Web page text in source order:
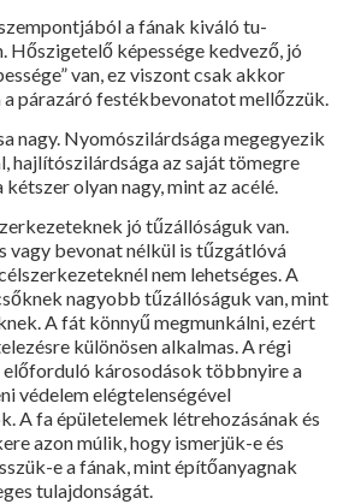
a fának kiváló tu­
Hőszigetelő képessége kedve­ző, jó
van, ez viszont csak akkor
a párazáró festék­bevonatot mellőzzük.
nagy. Nyomószilárdsága meg­egyezik
hajlítószilárdsága az saját tömegre
olyan nagy, mint az acélé.
jó tűzállóságuk van.
vagy bevonat nélkül is tűzgátlóvá
nem lehetséges. A
nagyobb tűzállóságuk van, mint
A fát könnyű megmunkálni, ezért
különösen alkalmas. A régi
károsodások többnyire a
védelem elégtelenségével
A fa épületelemek létrehozásának és
azon múlik, hogy ismerjük-e és
e a fának, mint építőanyag­nak
tulajdonságát.